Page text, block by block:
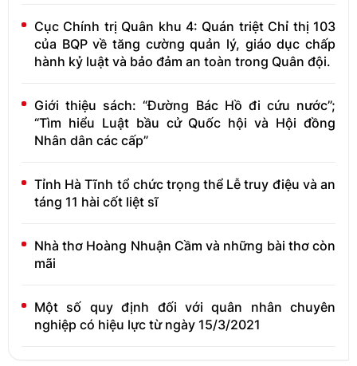
Cục Chính trị Quân khu 4: Quán triệt Chỉ thị 103
của BQP về tăng cường quản lý, giáo dục chấp
hành kỷ luật và bảo đảm an toàn trong Quân đội.
Giới thiệu sách: “Đường Bác Hồ đi cứu nước”;
“Tìm hiểu Luật bầu cử Quốc hội và Hội đồng
Nhân dân các cấp”
Tỉnh Hà Tĩnh tổ chức trọng thể Lễ truy điệu và an
táng 11 hài cốt liệt sĩ
Nhà thơ Hoàng Nhuận Cầm và những bài thơ còn
mãi
Một số quy định đối với quân nhân chuyên
nghiệp có hiệu lực từ ngày 15/3/2021